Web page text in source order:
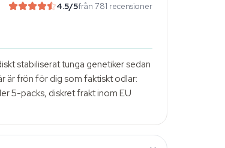
4.5/5från 781 recensioner
stabiliserat tunga genetiker sedan
är frön för dig som faktiskt odlar:
5-packs, diskret frakt inom EU